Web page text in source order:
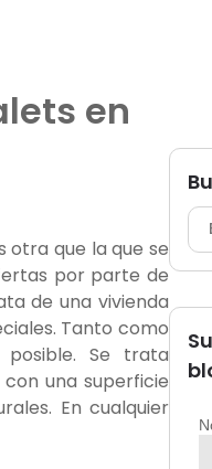
en
otra que la que se
por parte de
de una vivienda
Tanto como
Se trata
una superficie
En cualquier